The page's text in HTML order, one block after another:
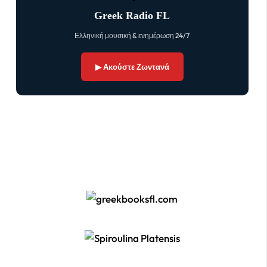
Greek Radio FL
Ελληνική μουσική & ενημέρωση 24/7
▶ Ακούστε Ζωντανά